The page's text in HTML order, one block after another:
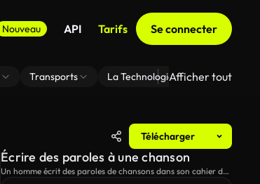
Nouveau API Tarifs Se connecter
Transports La Technologie Zoom En
Afficher tout
Télécharger
Écrire des paroles à une chanson
Un homme écrit des paroles de chansons dans son cahier de